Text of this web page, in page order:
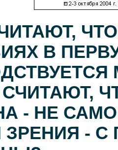
В
СЧИТАЮТ,
- НЕ
ЗРЕНИЯ -